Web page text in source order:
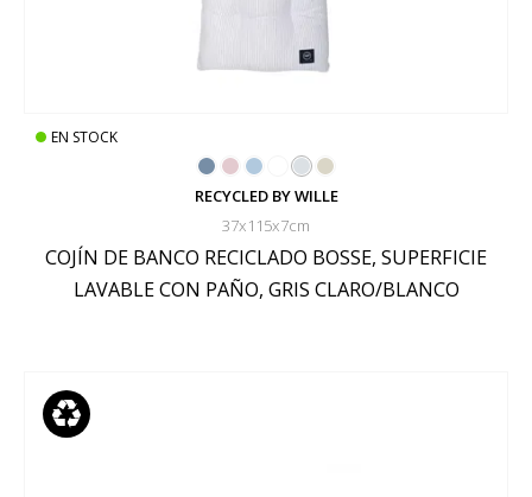
EN STOCK
RECYCLED BY WILLE
37x115x7cm
COJÍN DE BANCO RECICLADO BOSSE, SUPERFICIE
LAVABLE CON PAÑO, GRIS CLARO/BLANCO